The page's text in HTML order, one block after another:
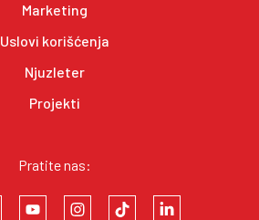
Marketing
Uslovi korišćenja
Njuzleter
Projekti
Pratite nas: